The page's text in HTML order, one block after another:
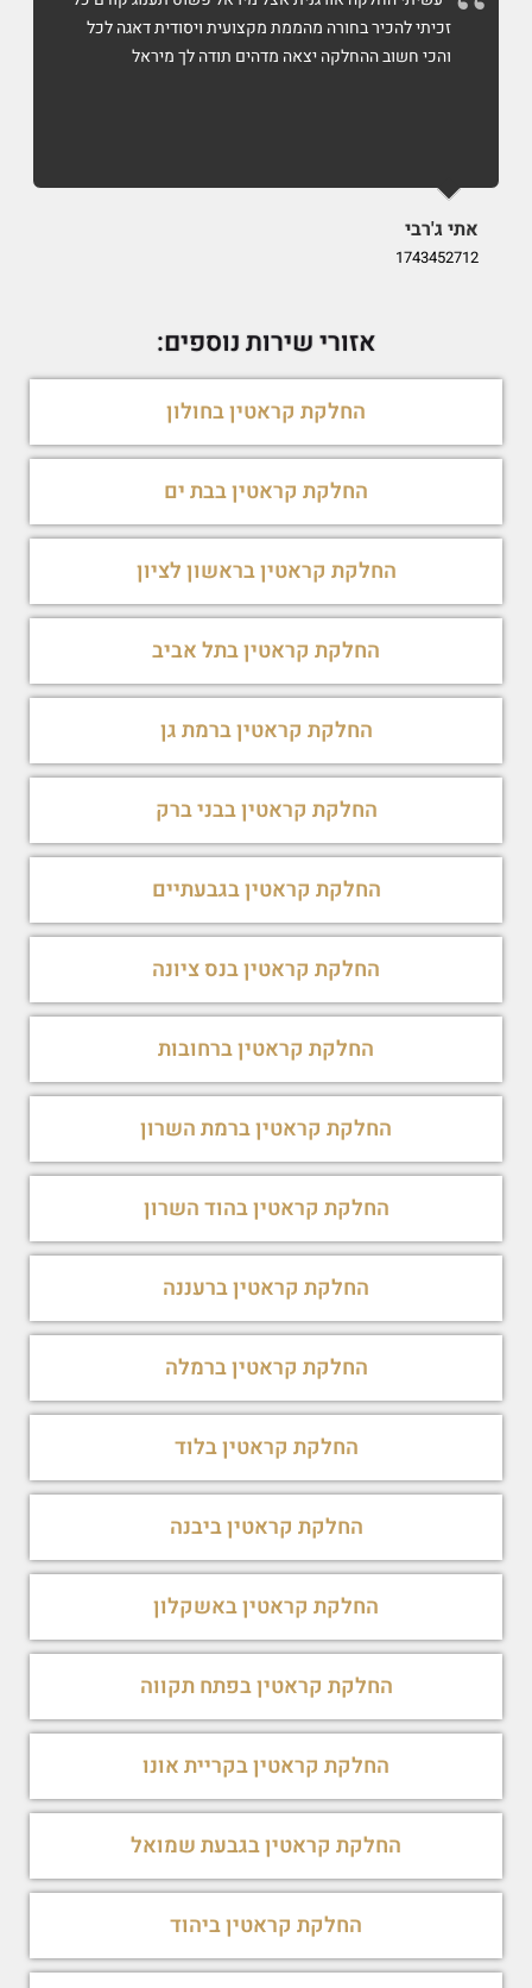
זכיתי להכיר בחורה מהממת מקצועית ויסודית דאגה לכל
והכי חשוב ההחלקה יצאה מדהים תודה לך מיראל
אתי ג'רבי
1743452712
אזורי שירות נוספים:
החלקת קראטין בחולון
החלקת קראטין בבת ים
החלקת קראטין בראשון לציון
החלקת קראטין בתל אביב
החלקת קראטין ברמת גן
החלקת קראטין בבני ברק
החלקת קראטין בגבעתיים
החלקת קראטין בנס ציונה
החלקת קראטין ברחובות
החלקת קראטין ברמת השרון
החלקת קראטין בהוד השרון
החלקת קראטין ברעננה
החלקת קראטין ברמלה
החלקת קראטין בלוד
החלקת קראטין ביבנה
החלקת קראטין באשקלון
החלקת קראטין בפתח תקווה
החלקת קראטין בקריית אונו
החלקת קראטין בגבעת שמואל
החלקת קראטין ביהוד